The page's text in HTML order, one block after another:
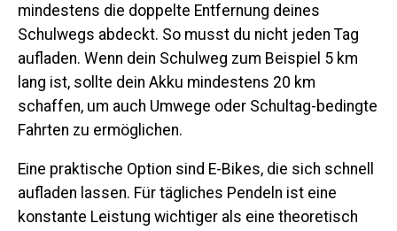
mindestens die doppelte Entfernung deines
Schulwegs abdeckt. So musst du nicht jeden Tag
aufladen. Wenn dein Schulweg zum Beispiel 5 km
lang ist, sollte dein Akku mindestens 20 km
schaffen, um auch Umwege oder Schultag-bedingte
Fahrten zu ermöglichen.
Eine praktische Option sind E-Bikes, die sich schnell
aufladen lassen. Für tägliches Pendeln ist eine
konstante Leistung wichtiger als eine theoretisch